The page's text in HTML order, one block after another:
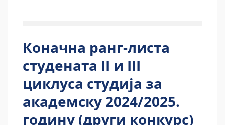
Коначна ранг-листа
студената II и III
циклуса студија за
академску 2024/2025.
годину (други конкурс)